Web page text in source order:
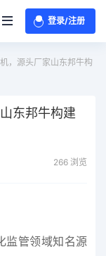
登录/注册
，源头厂家山东邦牛构
东邦牛构建
266 浏览
监管领域知名源